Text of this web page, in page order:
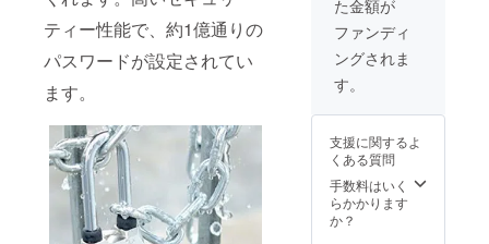
ティー性能で、約1億通りの
パスワードが設定されてい
ます。
た金額が
ファンディ
ングされま
す。
支援に関するよ
くある質問
手数料はいく
らかかります
か？